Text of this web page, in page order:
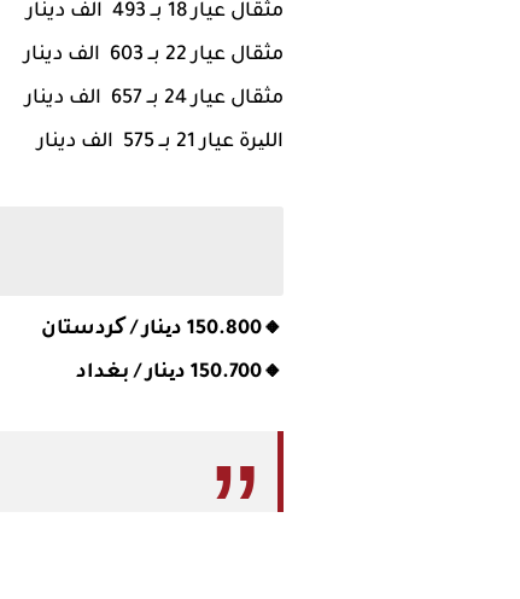
مثقال عيار 18 بــ 493 الف
دينار
مثقال عيار 22 بــ 603 الف
دينار
مثقال عيار 24 بــ 657 الف
دينار
اللیرة عيار 21 بــ 575 الف
دينار
🔸150.800 دینار / کردستان
🔸150.700 دینار / بغداد